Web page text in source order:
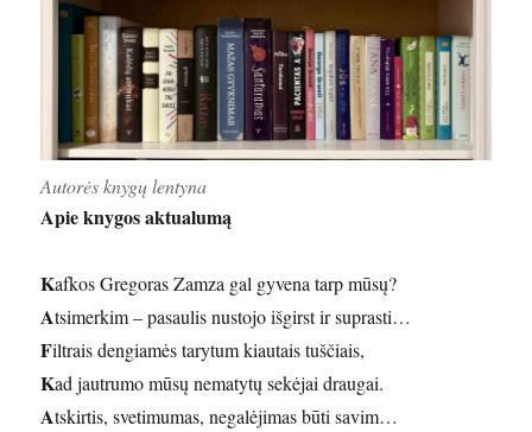
Autorės knygų lentyna
Apie knygos aktualumą
Kafkos Gregoras Zamza gal gyvena tarp mūsų?
Atsimerkim – pasaulis nustojo išgirst ir suprasti…
Filtrais dengiamės tarytum kiautais tuščiais,
Kad jautrumo mūsų nematytų sekėjai draugai.
Atskirtis, svetimumas, negalėjimas būti savim…